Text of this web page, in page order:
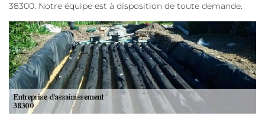
38300. Notre équipe est à disposition de toute demande.